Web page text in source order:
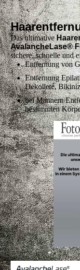
Das ultimative
AvalancheLase®
sichere, schnelle und
Entfernung von
Entfernung
Dekolleté,
bei Männern
bestimmten